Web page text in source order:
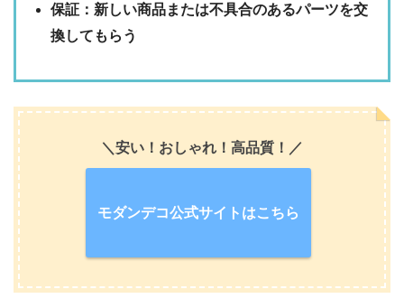
保証：新しい商品または不具合のあるパーツを交
換してもらう
＼安い！おしゃれ！高品質！／
モダンデコ公式サイトはこちら